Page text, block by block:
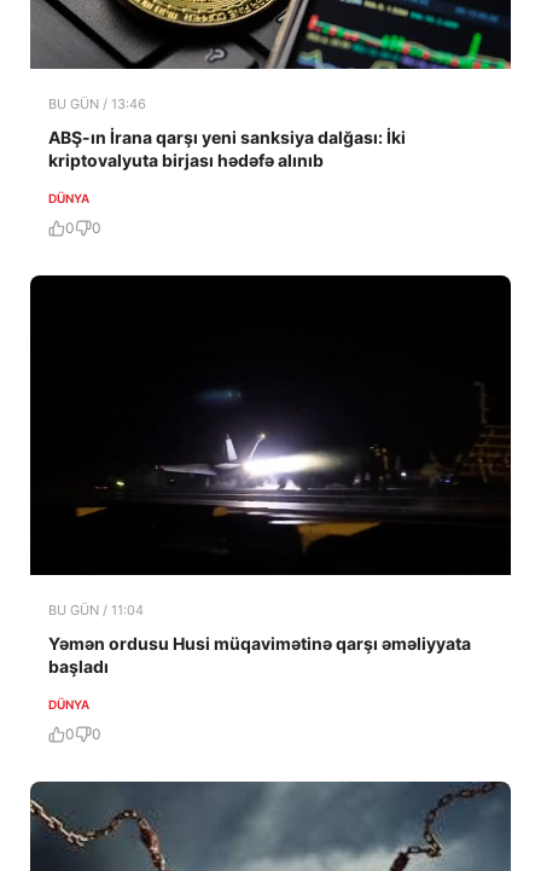
BU GÜN / 13:46
ABŞ-ın İrana qarşı yeni sanksiya dalğası: İki
kriptovalyuta birjası hədəfə alınıb
DÜNYA
0 0
BU GÜN / 11:04
Yəmən ordusu Husi müqavimətinə qarşı əməliyyata
başladı
DÜNYA
0 0